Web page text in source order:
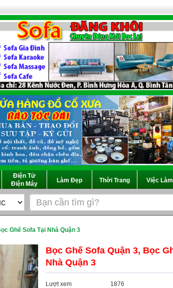
Điện Tử
Điện Máy
Làm Đẹp Thời Trang Việc Làm
Ghế Sofa Tại Nhà Quận 3
Bọc Ghế Sofa Quận 3, Bọc
Nhà Quận 3
Lượt xem
1876